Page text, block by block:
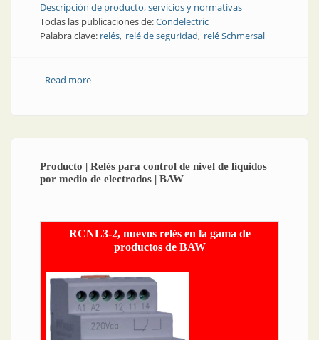
Descripción de producto, servicios y normativas
Todas las publicaciones de:Condelectric
Palabra clave: relés relé de seguridad relé Schmersal
Read moreabout Relé de seguridad Schmersal SRB 301MC
Producto | Relés para control de nivel de líquidos
por medio de electrodos | BAW
RCNL3-2, nuevos relés en la gama de
productos de BAW